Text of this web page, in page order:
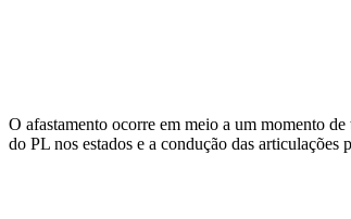
O afastamento ocorre em meio a um momento
do PL nos estados e a condução das articulações